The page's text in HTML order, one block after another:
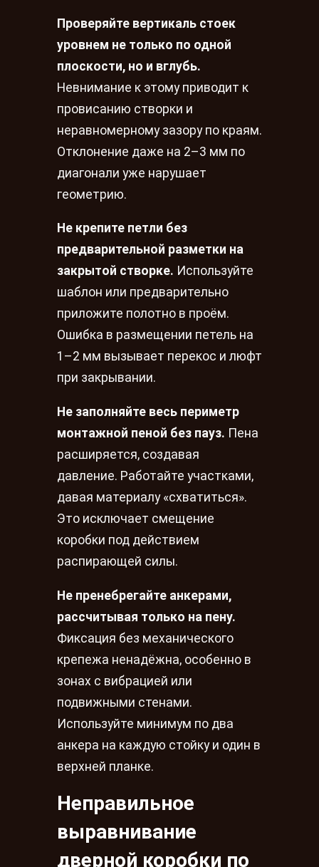
Проверяйте вертикаль стоек
уровнем не только по одной
плоскости, но и вглубь.
Невнимание к этому приводит к
провисанию створки и
неравномерному зазору по краям.
Отклонение даже на 2–3 мм по
диагонали уже нарушает
геометрию.
Не крепите петли без
предварительной разметки на
закрытой створке. Используйте
шаблон или предварительно
приложите полотно в проём.
Ошибка в размещении петель на
1–2 мм вызывает перекос и люфт
при закрывании.
Не заполняйте весь периметр
монтажной пеной без пауз. Пена
расширяется, создавая
давление. Работайте участками,
давая материалу «схватиться».
Это исключает смещение
коробки под действием
распирающей силы.
Не пренебрегайте анкерами,
рассчитывая только на пену.
Фиксация без механического
крепежа ненадёжна, особенно в
зонах с вибрацией или
подвижными стенами.
Используйте минимум по два
анкера на каждую стойку и один в
верхней планке.
Неправильное
выравнивание
дверной коробки по